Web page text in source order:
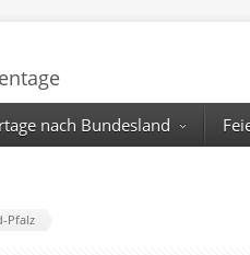
nach Bundesland
Pfalz